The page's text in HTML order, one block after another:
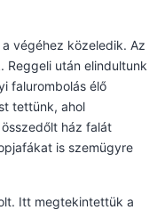
végéhez közeledik. Az
Reggeli után elindultunk
falurombolás élő
tettünk, ahol
ház falát
is szemügyre
Itt megtekintettük a